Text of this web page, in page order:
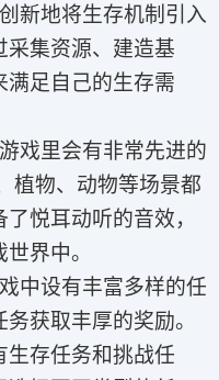
新地将生存机制引入
采集资源、建造基
满足自己的生存需
戏里会有非常先进的
植物、动物等场景都
悦耳动听的音效，
界中。
中设有丰富多样的任
获取丰厚的奖励。
生存任务和挑战任